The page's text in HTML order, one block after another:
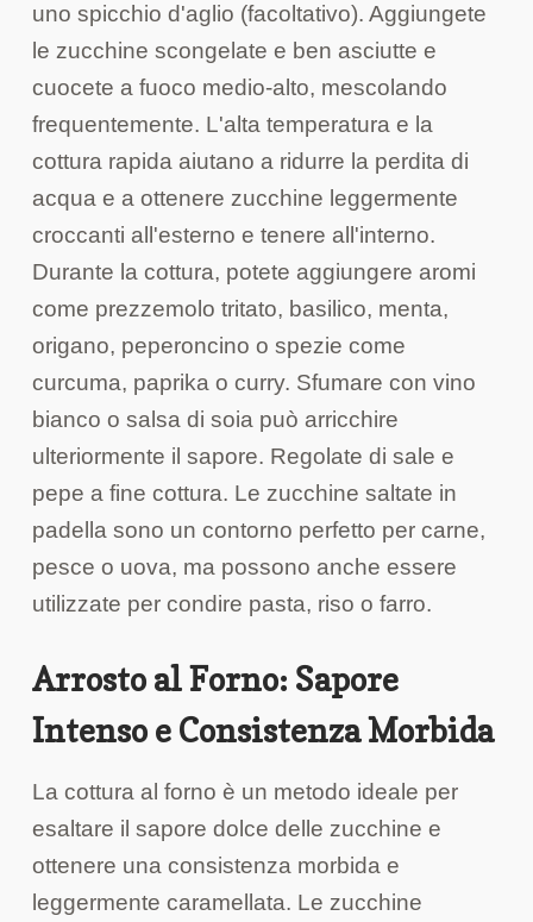
uno spicchio d'aglio (facoltativo). Aggiungete
le zucchine scongelate e ben asciutte e
cuocete a fuoco medio-alto, mescolando
frequentemente. L'alta temperatura e la
cottura rapida aiutano a ridurre la perdita di
acqua e a ottenere zucchine leggermente
croccanti all'esterno e tenere all'interno.
Durante la cottura, potete aggiungere aromi
come prezzemolo tritato, basilico, menta,
origano, peperoncino o spezie come
curcuma, paprika o curry. Sfumare con vino
bianco o salsa di soia può arricchire
ulteriormente il sapore. Regolate di sale e
pepe a fine cottura. Le zucchine saltate in
padella sono un contorno perfetto per carne,
pesce o uova, ma possono anche essere
utilizzate per condire pasta, riso o farro.
Arrosto al Forno: Sapore
Intenso e Consistenza Morbida
La cottura al forno è un metodo ideale per
esaltare il sapore dolce delle zucchine e
ottenere una consistenza morbida e
leggermente caramellata. Le zucchine